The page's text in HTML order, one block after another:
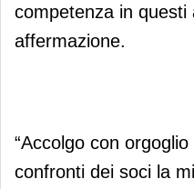
competenza in questi
affermazione.
“Accolgo con
confronti dei soci la